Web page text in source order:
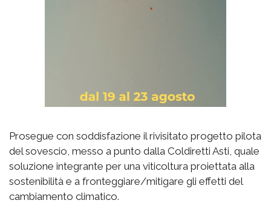
Prosegue con soddisfazione il rivisitato progetto pilota
del sovescio, messo a punto dalla Coldiretti Asti, quale
soluzione integrante per una viticoltura proiettata alla
sostenibilità e a fronteggiare/mitigare gli effetti del
cambiamento climatico.